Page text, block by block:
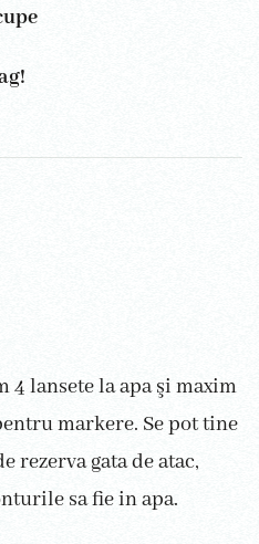
4 lansete la apa şi maxim
markere. Se pot tine
rezerva gata de atac,
sa fie in apa.